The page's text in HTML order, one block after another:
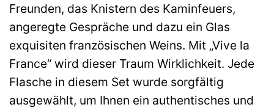
Freunden, das Knistern des Kaminfeuers,
angeregte Gespräche und dazu ein Glas
exquisiten französischen Weins. Mit „Vive la
France“ wird dieser Traum Wirklichkeit. Jede
Flasche in diesem Set wurde sorgfältig
ausgewählt, um Ihnen ein authentisches und